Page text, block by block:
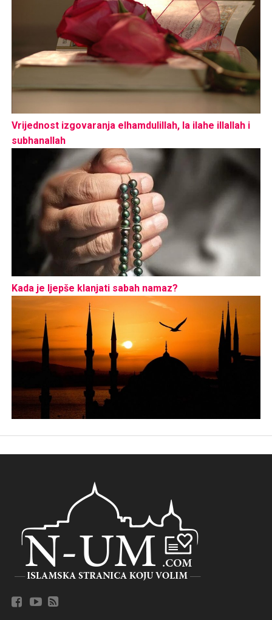
Vrijednost izgovaranja elhamdulillah, la ilahe illallah i
subhanallah
Kada je ljepše klanjati sabah namaz?